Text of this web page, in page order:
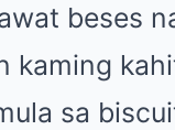
beses
kaming
sa